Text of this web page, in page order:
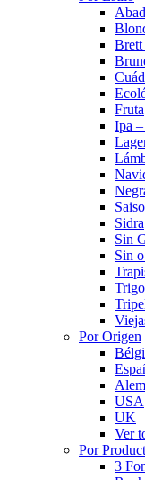
Brett
Fruta
Ipa
Sidra
Sin
Sin
Trigo
Por Origen
USA
UK
Ver
Por
3